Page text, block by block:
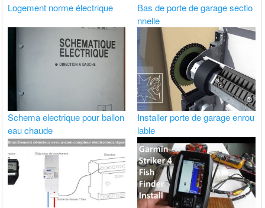
Logement norme électrique
Bas de porte de garage sectio
nnelle
Schema electrique pour ballon
eau chaude
Installer porte de garage enrou
lable